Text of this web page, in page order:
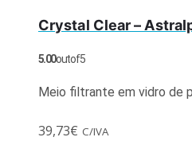
Crystal Clear –
5.00out of 5
Meio filtrante em vidro de
39,73€ C/IVA